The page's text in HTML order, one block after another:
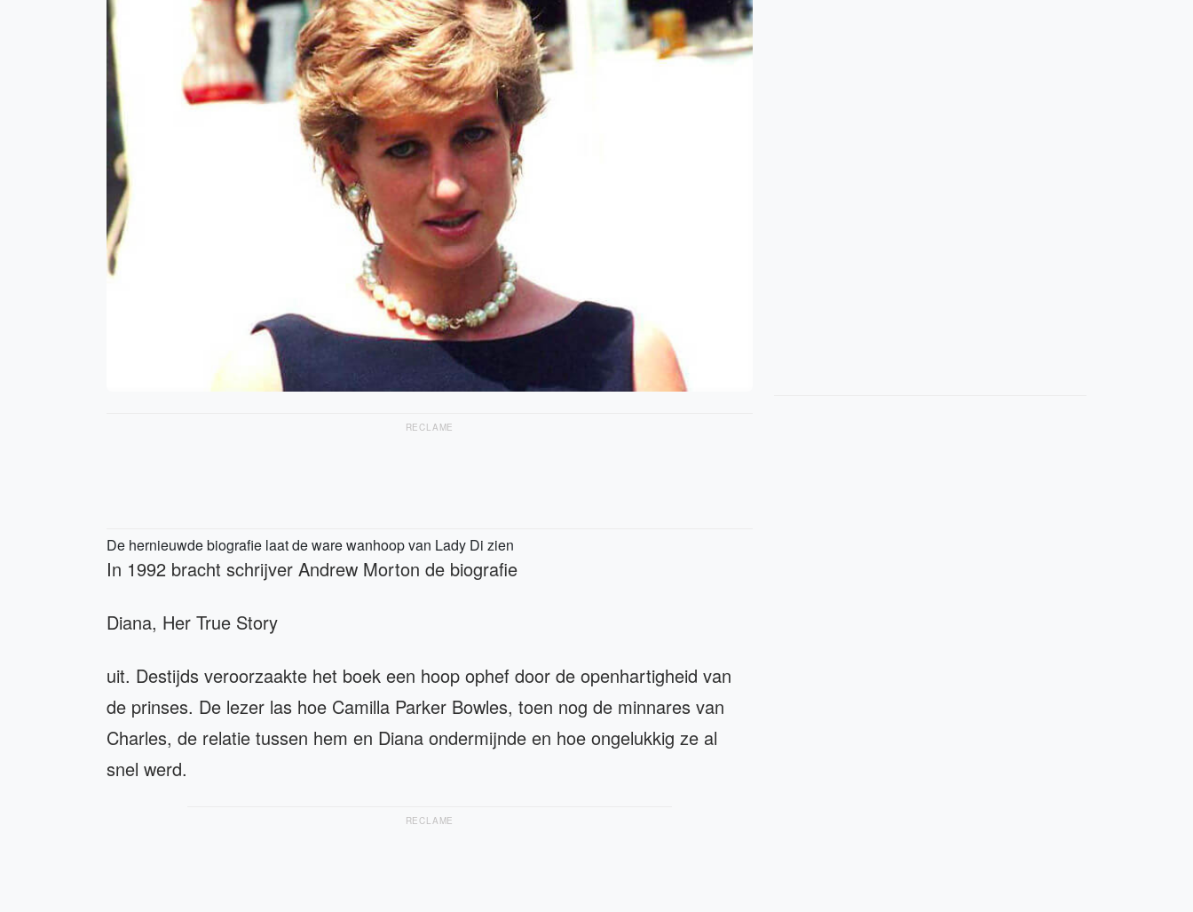
RECLAME
De hernieuwde biografie laat de ware wanhoop van Lady Di zien
In 1992 bracht schrijver Andrew Morton de biografie
Diana, Her True Story
uit. Destijds veroorzaakte het boek een hoop ophef door de openhartigheid van
de prinses. De lezer las hoe Camilla Parker Bowles, toen nog de minnares van
Charles, de relatie tussen hem en Diana ondermijnde en hoe ongelukkig ze al
snel werd.
RECLAME